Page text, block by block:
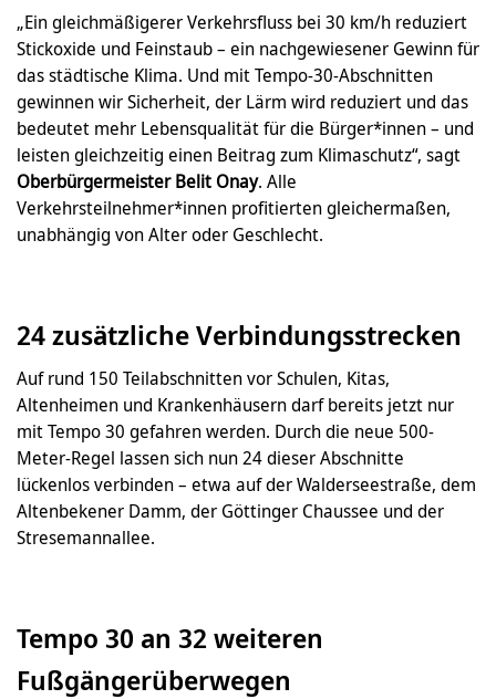
„Ein gleichmäßigerer Verkehrsfluss bei 30 km/h reduziert
Stickoxide und Feinstaub – ein nachgewiesener Gewinn für
das städtische Klima. Und mit Tempo-30-Abschnitten
gewinnen wir Sicherheit, der Lärm wird reduziert und das
bedeutet mehr Lebensqualität für die Bürger*innen – und
leisten gleichzeitig einen Beitrag zum Klimaschutz“, sagt
Oberbürgermeister Belit Onay. Alle
Verkehrsteilnehmer*innen profitierten gleichermaßen,
unabhängig von Alter oder Geschlecht.
24 zusätzliche Verbindungsstrecken
Auf rund 150 Teilabschnitten vor Schulen, Kitas,
Altenheimen und Krankenhäusern darf bereits jetzt nur
mit Tempo 30 gefahren werden. Durch die neue 500-
Meter-Regel lassen sich nun 24 dieser Abschnitte
lückenlos verbinden – etwa auf der Walderseestraße, dem
Altenbekener Damm, der Göttinger Chaussee und der
Stresemannallee.
Tempo 30 an 32 weiteren
Fußgängerüberwegen